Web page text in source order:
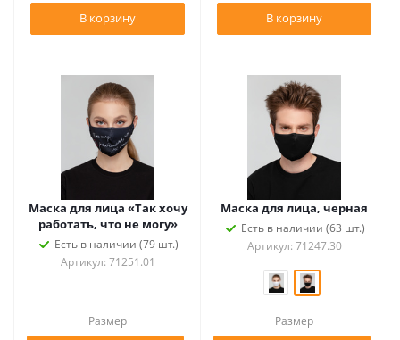
В корзину В корзину
Маска для лица «Так хочу
работать, что не могу»
Есть в наличии (79 шт.)
Артикул: 71251.01
Размер
Маска для лица, черная
Есть в наличии (63 шт.)
Артикул: 71247.30
Размер